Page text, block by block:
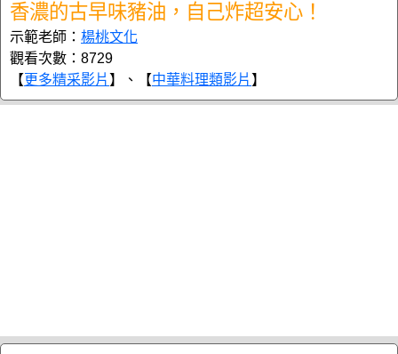
香濃的古早味豬油，自己炸超安心！
示範老師： 楊桃文化
觀看次數：8729
【更多精采影片 】、【中華料理類影片 】